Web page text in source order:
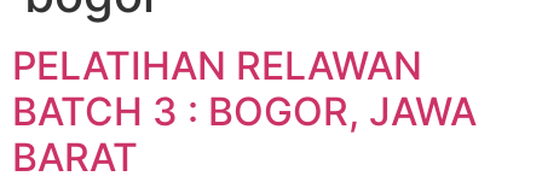
PELATIHAN RELAWAN
BATCH 3 : BOGOR, JAWA
BARAT